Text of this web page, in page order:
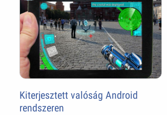
Kiterjesztett valóság Android
rendszeren